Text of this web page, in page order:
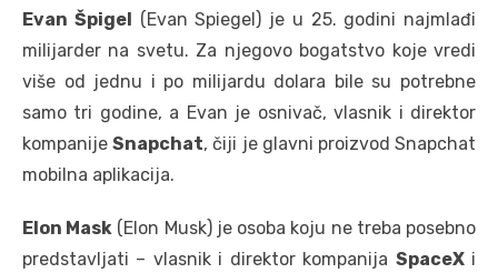
Evan Špigel (Evan Spiegel) je u 25. godini najmlađi
milijarder na svetu. Za njegovo bogatstvo koje vredi
više od jednu i po milijardu dolara bile su potrebne
samo tri godine, a Evan je osnivač, vlasnik i direktor
kompanijeSnapchat, čiji je glavni proizvod Snapchat
mobilna aplikacija.
Elon Mask (Elon Musk) je osoba koju ne treba posebno
predstavljati – vlasnik i direktor kompanija SpaceXi